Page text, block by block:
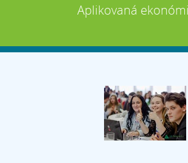
Aplikovaná